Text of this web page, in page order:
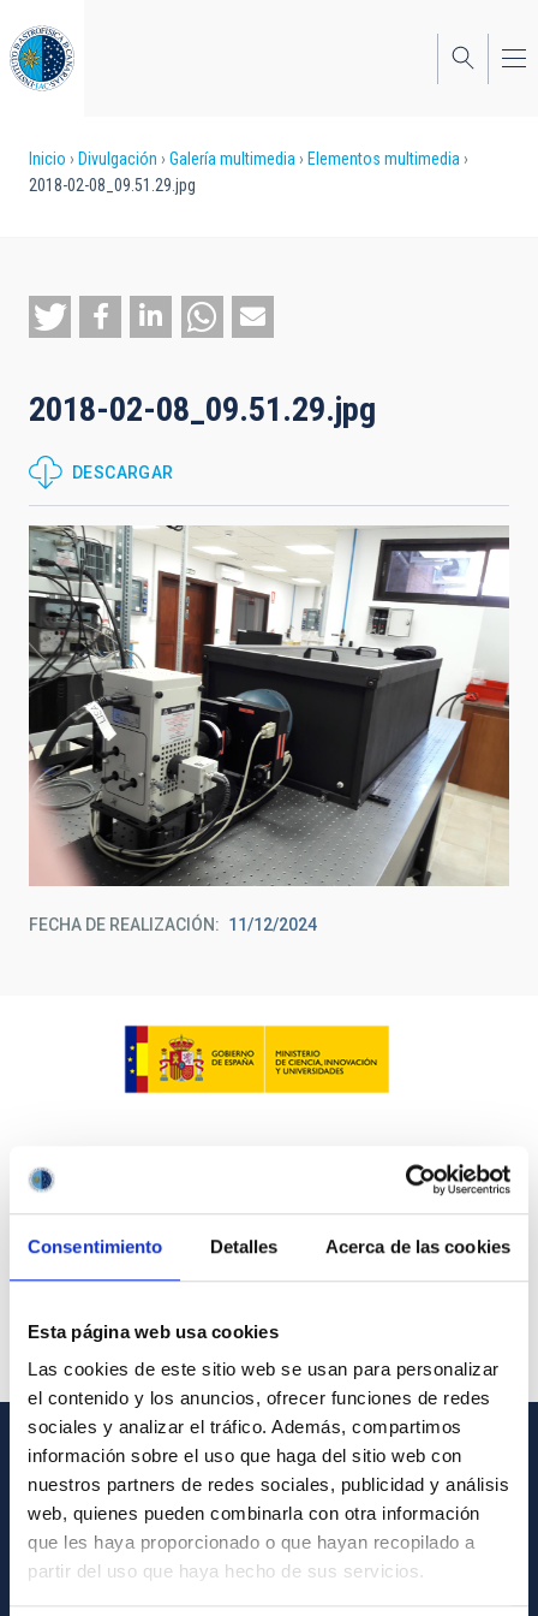
Consentimiento Detalles Acerca de las cookies
Esta página web usa cookies
Las cookies de este sitio web se usan para personalizar
el contenido y los anuncios, ofrecer funciones de redes
sociales y analizar el tráfico. Además, compartimos
información sobre el uso que haga del sitio web con
nuestros partners de redes sociales, publicidad y análisis
web, quienes pueden combinarla con otra información
que les haya proporcionado o que hayan recopilado a
partir del uso que haya hecho de sus servicios.
al
contenido
principal
Sobrescribir
ayuda
a
navegación
Inicio Divulgación Galería multimedia
Elementos multimedia
2018-02-08_09.51.29.jpg
2018-02-08_09.51.29.jpg
DESCARGAR
FECHA DE REALIZACIÓN 11/12/2024
Contacto
Cómo llegar al IAC
Directorio de personal